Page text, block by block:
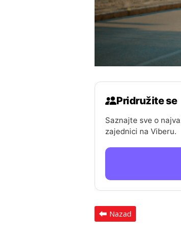
Pridružite se
Saznajte sve o
zajednici na Viberu.
Nazad